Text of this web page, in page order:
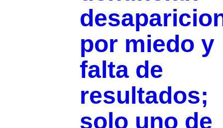
por miedo y
falta de
resultados;
solo uno de